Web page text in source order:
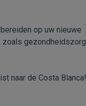
op uw nieuwe
zoals gezondheidszorg
naar de Costa Blanca!